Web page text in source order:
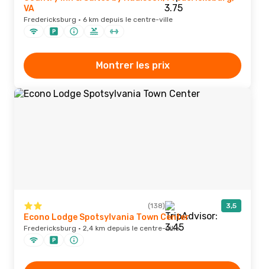
VA
Fredericksburg · 6 km depuis le centre-ville
Montrer les prix
(138) 3,5
Econo Lodge Spotsylvania Town Center
Fredericksburg · 2,4 km depuis le centre-ville